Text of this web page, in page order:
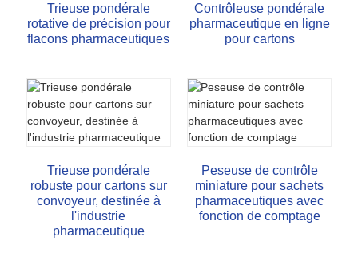
Trieuse pondérale
rotative de précision pour
flacons pharmaceutiques
Contrôleuse pondérale
pharmaceutique en ligne
pour cartons
Trieuse pondérale
robuste pour cartons sur
convoyeur, destinée à
l'industrie
pharmaceutique
Peseuse de contrôle
miniature pour sachets
pharmaceutiques avec
fonction de comptage